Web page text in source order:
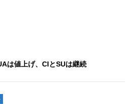
は値上げ、CIとSUは継続